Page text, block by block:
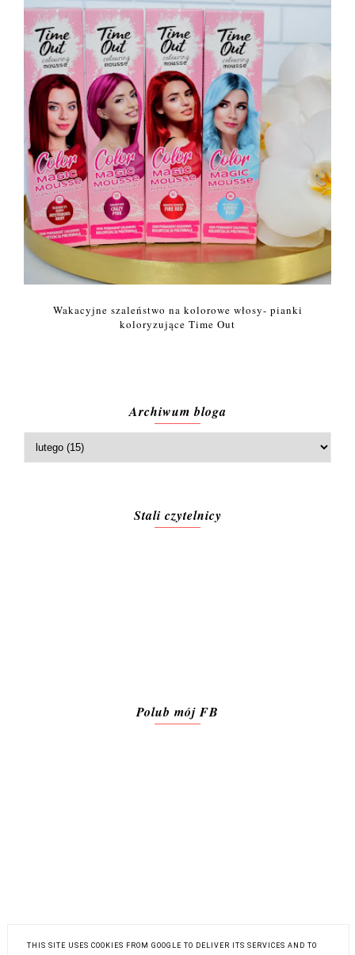
Wakacyjne szaleństwo na kolorowe włosy- pianki
koloryzujące Time Out
Archiwum bloga
Stali czytelnicy
Polub mój FB
THIS SITE USES COOKIES FROM GOOGLE TO DELIVER ITS SERVICES AND TO